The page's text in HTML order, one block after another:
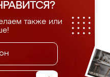
также или